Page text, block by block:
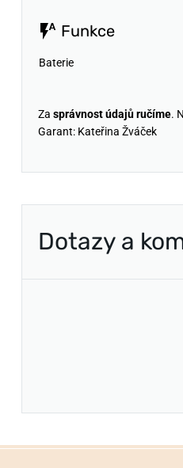
Funkce
Baterie
Za správnost údajů ručíme.
Garant: Kateřina Žváček
Dotazy a